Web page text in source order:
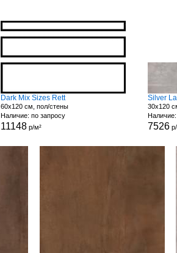
Dark Mix Sizes Rett
60x120 см, пол/стены
Наличие: по запросу
11148р/м²
Silver
30x120
7526